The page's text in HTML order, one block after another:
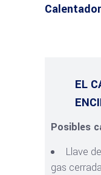
EL
Posibles
Llave
gas